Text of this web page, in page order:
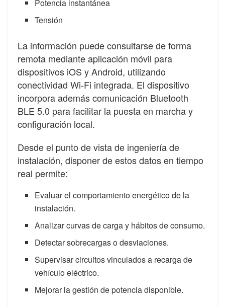
Potencia instantánea
Tensión
La información puede consultarse de forma
remota mediante aplicación móvil para
dispositivos iOS y Android, utilizando
conectividad Wi-Fi integrada. El dispositivo
incorpora además comunicación Bluetooth
BLE 5.0 para facilitar la puesta en marcha y
configuración local.
Desde el punto de vista de ingeniería de
instalación, disponer de estos datos en tiempo
real permite:
Evaluar el comportamiento energético de la
instalación.
Analizar curvas de carga y hábitos de consumo.
Detectar sobrecargas o desviaciones.
Supervisar circuitos vinculados a recarga de
vehículo eléctrico.
Mejorar la gestión de potencia disponible.